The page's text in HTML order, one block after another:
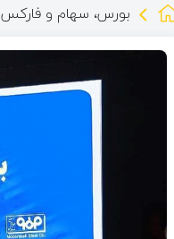
بورس، سهام و فارکس